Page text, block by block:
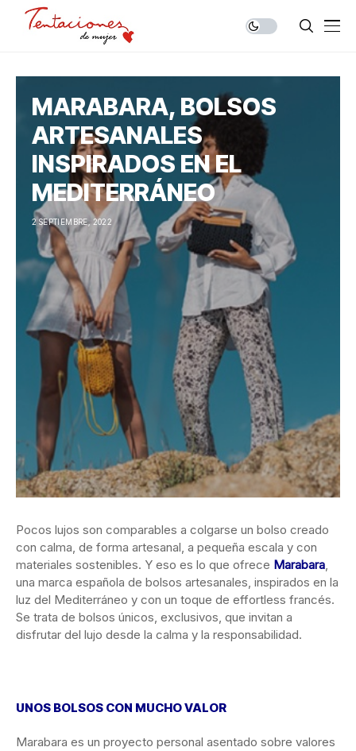
MARABARA, BOLSOS
ARTESANALES
INSPIRADOS EN EL
MEDITERRÁNEO
2 SEPTIEMBRE, 2022
Pocos lujos son comparables a colgarse un bolso creado
con calma, de forma artesanal, a pequeña escala y con
materiales sostenibles. Y eso es lo que ofrece Marabara,
una marca española de bolsos artesanales, inspirados en la
luz del Mediterráneo y con un toque de effortless francés.
Se trata de bolsos únicos, exclusivos, que invitan a
disfrutar del lujo desde la calma y la responsabilidad.
UNOS BOLSOS CON MUCHO VALOR
Marabara es un proyecto personal asentado sobre valores